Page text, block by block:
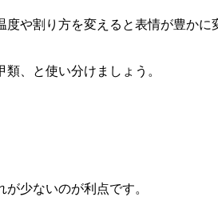
や割り方を変えると表情が豊かに
、と使い分けましょう。
少ないのが利点です。